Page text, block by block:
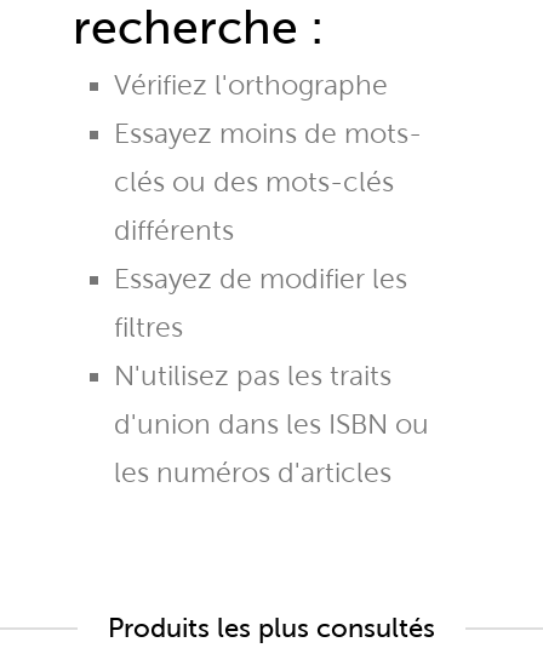
recherche :
Vérifiez l'orthographe
Essayez moins de mots-
clés ou des mots-clés
différents
Essayez de modifier les
filtres
N'utilisez pas les traits
d'union dans les ISBN ou
les numéros d'articles
Produits les plus consultés